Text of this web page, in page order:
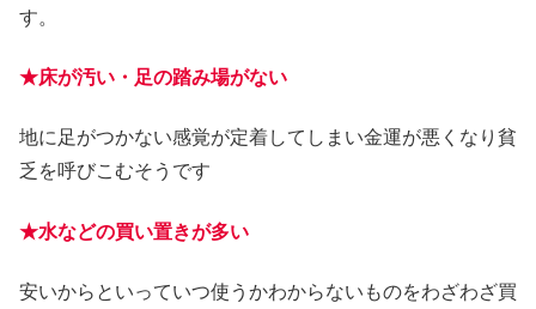
す。
★床が汚い・足の踏み場がない
地に足がつかない感覚が定着してしまい金運が悪くなり貧
乏を呼びこむそうです
★水などの買い置きが多い
安いからといっていつ使うかわからないものをわざわざ買